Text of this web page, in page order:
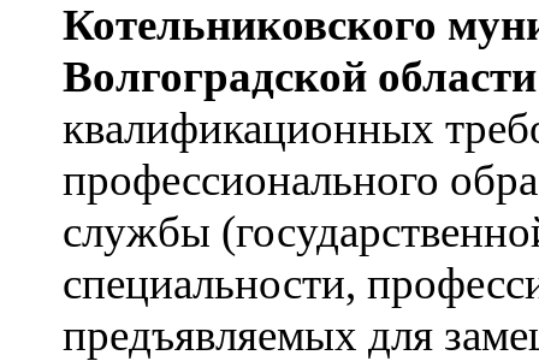
Котельниковского
Волгоградской области
квалификационных
профессионального
службы
специальности,
предъявляемых для